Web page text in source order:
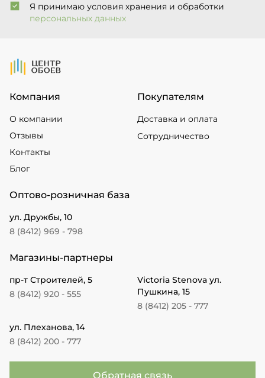
Я принимаю условия хранения и обработки
персональных данных
На Главную
Компания
О компании
Отзывы
Контакты
Блог
Покупателям
Доставка и оплата
Сотрудничество
Оптово-розничная база
ул. Дружбы, 10
8 (8412) 969 - 798
Магазины-партнеры
пр-т Строителей, 5
8 (8412) 920 - 555
Victoria Stenova ул.
Пушкина, 15
8 (8412) 205 - 777
ул. Плеханова, 14
8 (8412) 200 - 777
Обратная связь